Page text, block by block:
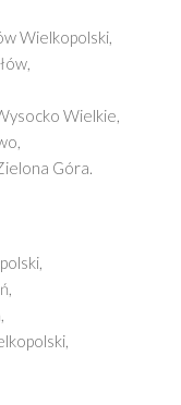
Wielkopolski,
Wielkie,
Góra.